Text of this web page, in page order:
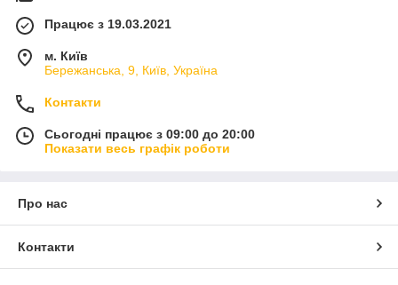
Працює з 19.03.2021
м. Київ
Бережанська, 9, Київ, Україна
Контакти
Сьогодні працює з 09:00 до 20:00
Показати весь графік роботи
Про нас
Контакти